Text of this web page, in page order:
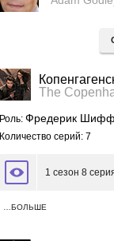
The
Роль: Фредерик Шифф
Количество серий: 7
1 сезон 8
…БОЛЬШЕ